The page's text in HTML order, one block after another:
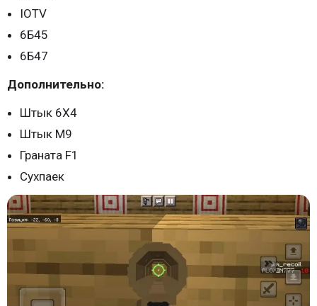
IOTV
6Б45
6Б47
Дополнительно:
Штык 6X4
Штык М9
Граната F1
Сухпаек